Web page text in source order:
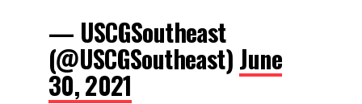
— USCGSoutheast
(@USCGSoutheast) June
30, 2021